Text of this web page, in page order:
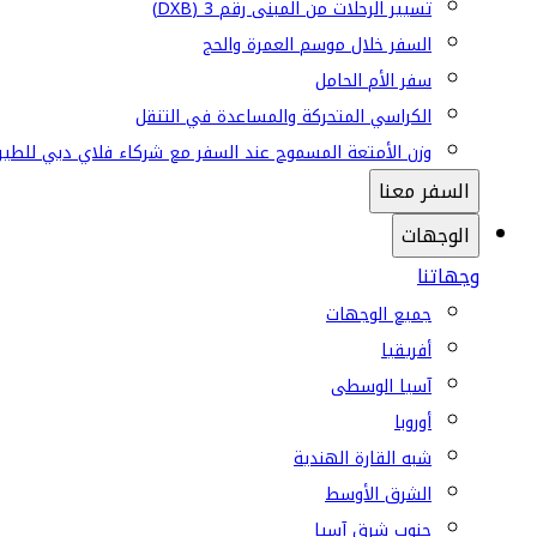
تسيير الرحلات من المبنى رقم 3 (DXB)
السفر خلال موسم العمرة والحج
سفر الأم الحامل
الكراسي المتحركة والمساعدة في التنقل
وزن الأمتعة المسموح عند السفر مع شركاء فلاي دبي
السفر معنا
الوجهات
وجهاتنا
جميع الوجهات
أفريقيا
آسيا الوسطى
أوروبا
شبه القارة الهندية
الشرق الأوسط
جنوب شرق آسيا